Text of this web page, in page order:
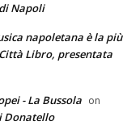
Napoli
napoletana è la più
Libro, presentata
- La Bussola on
Donatello